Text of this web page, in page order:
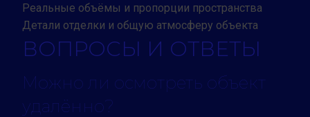
Реальные объёмы и пропорции пространства
Детали отделки и общую атмосферу объекта
ВОПРОСЫ И ОТВЕТЫ
Можно ли осмотреть объект
удалённо?